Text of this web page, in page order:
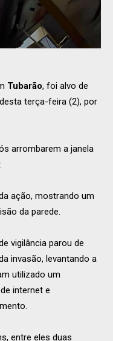
Tubarão, foi alvo de
terça-feira (2), por
arrombarem a janela
ação, mostrando um
da parede.
vigilância parou de
invasão, levantando a
utilizado um
internet e
entre eles duas